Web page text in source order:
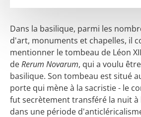
Dans la basilique, parmi les
d'art, monuments et chapelles, il
mentionner le tombeau de Léon
de Rerum Novarum, qui a voulu
basilique. Son tombeau est situé
porte qui mène à la sacristie - le
fut secrètement transféré la nuit à
dans une période